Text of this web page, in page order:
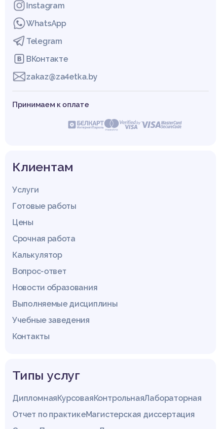
Instagram
WhatsApp
Telegram
ВКонтакте
zakaz@za4etka.by
Принимаем к оплате
Клиентам
Услуги
Готовые работы
Цены
Срочная работа
Калькулятор
Вопрос-ответ
Новости образования
Выполняемые дисциплины
Учебные заведения
Контакты
Типы услуг
ДипломнаяКурсоваяКонтрольнаяЛабораторная
Отчет по практикеМагистерская диссертация